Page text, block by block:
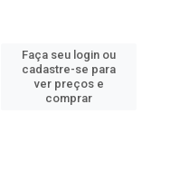
Faça seu login ou
cadastre-se para
ver preços e
comprar